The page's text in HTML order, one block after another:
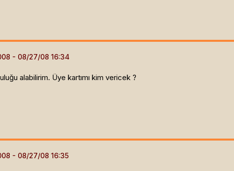
alabilirim. Üye kartımı kim vericek ?